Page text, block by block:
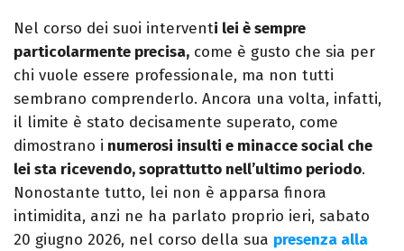
Nel corso dei suoi interventi lei è sempre
particolarmente precisa, come è gusto che sia per
chi vuole essere professionale, ma non tutti
sembrano comprenderlo. Ancora una volta, infatti,
il limite è stato decisamente superato, come
dimostrano i numerosi insulti e minacce social che
lei sta ricevendo, soprattutto nell’ultimo periodo.
Nonostante tutto, lei non è apparsa finora
intimidita, anzi ne ha parlato proprio ieri, sabato
20 giugno 2026, nel corso della sua presenza alla